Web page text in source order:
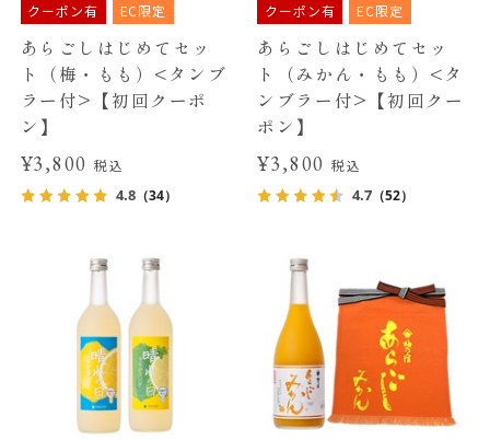
クーポン有 EC限定
あらごしはじめてセッ
ト（梅・もも）<タンブ
ラー付>【初回クーポ
ン】
¥3,800税込
4.8（34）
クーポン有 EC限定
あらごしはじめてセッ
ト（みかん・もも）<タ
ンブラー付>【初回クー
ポン】
¥3,800 税込
4.7 （52）